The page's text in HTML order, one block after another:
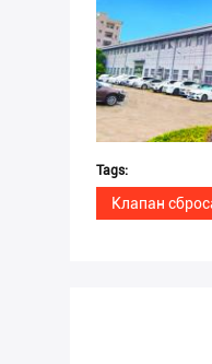
Tags:
Клапан